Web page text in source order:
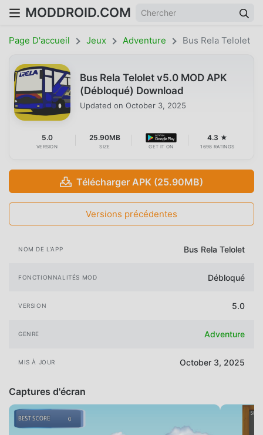
MODDROID.COM
Page D'accueil Jeux Adventure Bus Rela Telolet
Bus Rela Telolet v5.0 MOD APK
(Débloqué) Download
Updated on October 3, 2025
5.0
VERSION
25.90MB
SIZE GET IT ON
4.3 ★
1698 RATINGS
Télécharger APK (25.90MB)
Versions précédentes
NOM DE L'APP Bus Rela Telolet
FONCTIONNALITÉS MOD Débloqué
VERSION 5.0
GENRE Adventure
MIS À JOUR October 3, 2025
Captures d'écran